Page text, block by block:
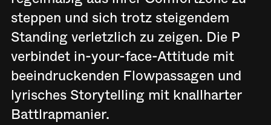
steppen und sich trotz steigendem
Standing verletzlich zu zeigen. Die P
verbindet in-your-face-Attitude mit
beeindruckenden Flowpassagen und
lyrisches Storytelling mit knallharter
Battlrapmanier.